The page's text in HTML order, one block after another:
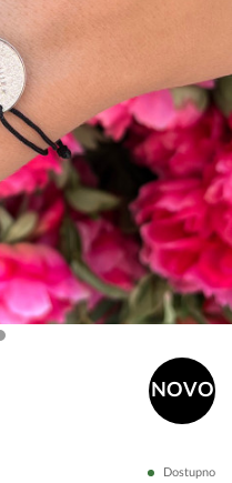
NOVO
Dostupno